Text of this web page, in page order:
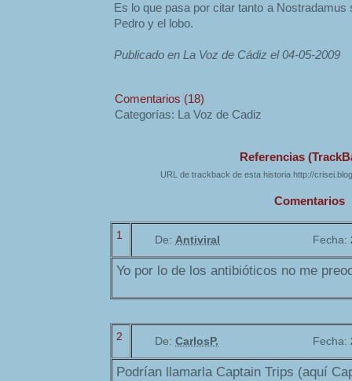
Es lo que pasa por citar tanto a Nostradamus
Pedro y el lobo.
Publicado en La Voz de Cádiz el 04-05-2009
Comentarios (18)
Categorías: La Voz de Cadiz
Referencias
URL de trackback de esta historia http://
Comentarios
1 De: Antiviral Fecha:
Yo por lo de los antibióticos no me
2 De: CarlosP. Fecha:
Podrían llamarla Captain Trips (aquí